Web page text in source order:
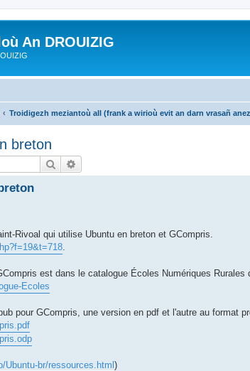
An DROUIZIG
Troidigezh meziantoù all (frank a wirioù evit an darn vrasañ
breton
Rechercher
Rivoal qui utilise Ubuntu en breton et GCompris.
est dans le catalogue Écoles Numériques Rurales
Ecoles
pour GCompris, une version en pdf et l'autre au format
Ubuntu-br/ressources.html)